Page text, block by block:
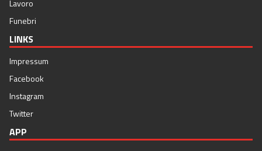
Lavoro
Funebri
LINKS
Impressum
Facebook
Instagram
Twitter
APP